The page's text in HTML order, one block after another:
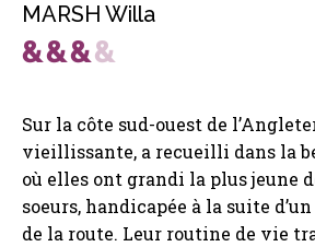
MARSH Willa
Sur la côte sud-ouest de
vieillissante, a recueilli dans la
où elles ont grandi la plus jeune
soeurs, handicapée à la suite
de la route. Leur routine de vie